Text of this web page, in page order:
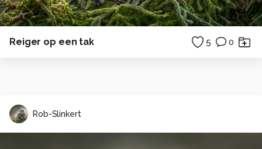
Reiger op een tak 5 0
Rob-Slinkert